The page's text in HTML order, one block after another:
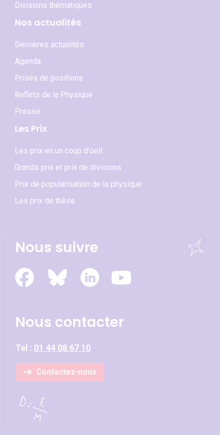
Divisions thématiques
Nos actualités
Dernières actualités
Agenda
Prises de positions
Reflets de la Physique
Presse
Les Prix
Les prix en un coup d'oeil
Grands prix et prix de divisions
Prix de popularisation de la physique
Les prix de thèse
Nous suivre
Nous contacter
Tel : 01 44 08 67 10
Contactez-nous